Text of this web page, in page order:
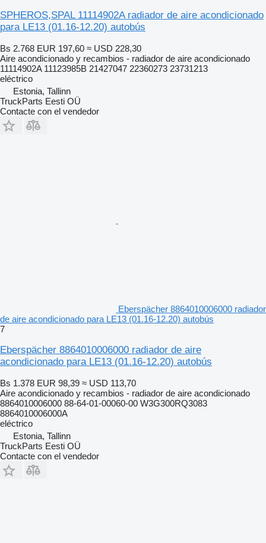
SPHEROS,SPAL 11114902A radiador de aire acondicionado
para LE13 (01.16-12.20) autobús
Bs 2.768 EUR 197,60 ≈ USD 228,30
Aire acondicionado y recambios - radiador de aire acondicionado
11114902A 11123985B 21427047 22360273 23731213
eléctrico
Estonia, Tallinn
TruckParts Eesti OÜ
Contacte con el vendedor
Eberspächer 8864010006000 radiador
de aire acondicionado para LE13 (01.16-12.20) autobús
7
Eberspächer 8864010006000 radiador de aire
acondicionado para LE13 (01.16-12.20) autobús
Bs 1.378 EUR 98,39 ≈ USD 113,70
Aire acondicionado y recambios - radiador de aire acondicionado
8864010006000 88-64-01-00060-00 W3G300RQ3083
8864010006000A
eléctrico
Estonia, Tallinn
TruckParts Eesti OÜ
Contacte con el vendedor